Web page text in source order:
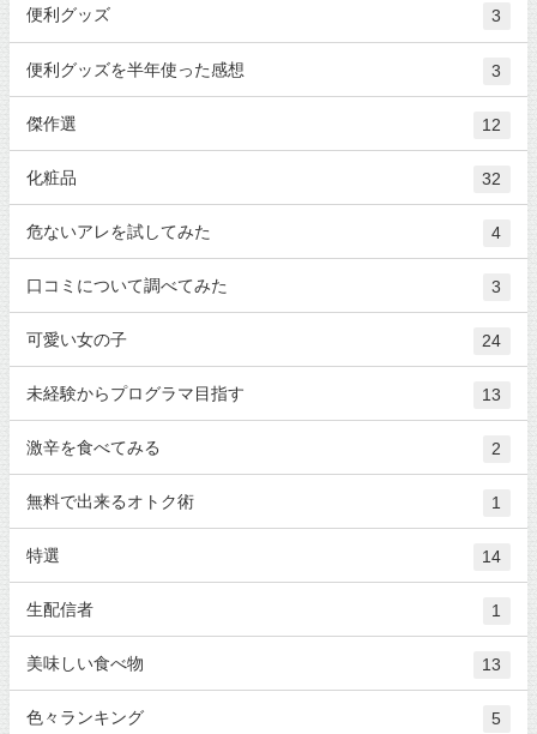
便利グッズ 3
便利グッズを半年使った感想 3
傑作選 12
化粧品 32
危ないアレを試してみた 4
口コミについて調べてみた 3
可愛い女の子 24
未経験からプログラマ目指す 13
激辛を食べてみる 2
無料で出来るオトク術 1
特選 14
生配信者 1
美味しい食べ物 13
色々ランキング 5